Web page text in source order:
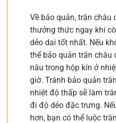
Về bảo quản, trân
thưởng thức ngay khi
dẻo dai tốt nhất. Nếu
thể bảo quản trân
nâu trong hộp kín ở
giờ. Tránh bảo quản
nhiệt độ thấp sẽ làm
đi độ dẻo đặc trưng.
hơn, bạn có thể luộc